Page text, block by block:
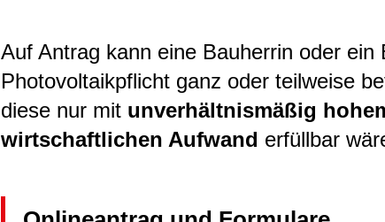
Auf Antrag kann eine Bauherrin oder ein
Photovoltaikpflicht ganz oder teilweise
diese nur mit unverhältnismäßig
wirtschaftlichen Aufwand erfüllbar